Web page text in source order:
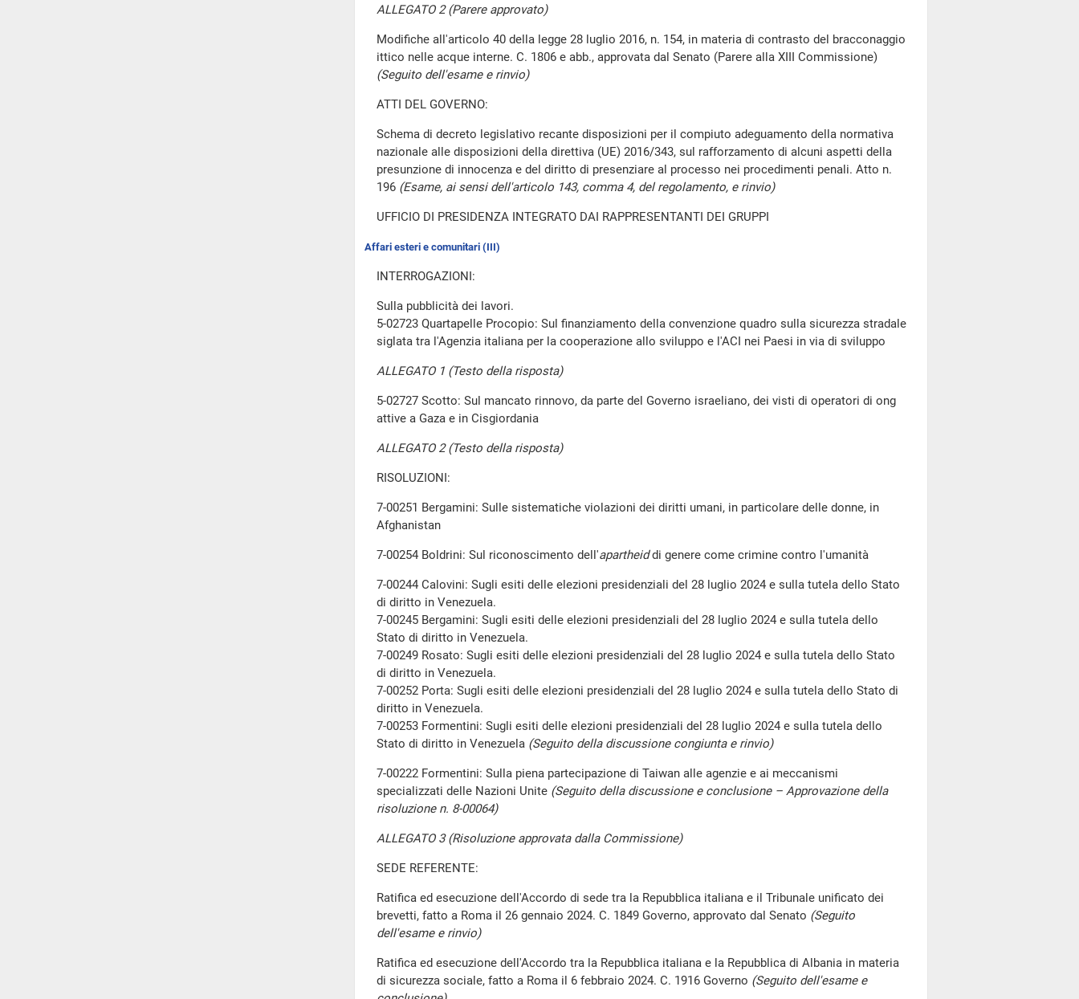
ALLEGATO 2 (Parere approvato)
Modifiche all'articolo 40 della legge 28 luglio 2016, n. 154, in materia di contrasto del bracconaggio
ittico nelle acque interne. C. 1806 e abb., approvata dal Senato (Parere alla XIII Commissione)
(Seguito dell'esame e rinvio)
ATTI DEL GOVERNO:
Schema di decreto legislativo recante disposizioni per il compiuto adeguamento della normativa
nazionale alle disposizioni della direttiva (UE) 2016/343, sul rafforzamento di alcuni aspetti della
presunzione di innocenza e del diritto di presenziare al processo nei procedimenti penali. Atto n.
196 (Esame, ai sensi dell'articolo 143, comma 4, del regolamento, e rinvio)
UFFICIO DI PRESIDENZA INTEGRATO DAI RAPPRESENTANTI DEI GRUPPI
Affari esteri e comunitari (III)
INTERROGAZIONI:
Sulla pubblicità dei lavori.
5-02723 Quartapelle Procopio: Sul finanziamento della convenzione quadro sulla sicurezza stradale
siglata tra l'Agenzia italiana per la cooperazione allo sviluppo e l'ACI nei Paesi in via di sviluppo
ALLEGATO 1 (Testo della risposta)
5-02727 Scotto: Sul mancato rinnovo, da parte del Governo israeliano, dei visti di operatori di ong
attive a Gaza e in Cisgiordania
ALLEGATO 2 (Testo della risposta)
RISOLUZIONI:
7-00251 Bergamini: Sulle sistematiche violazioni dei diritti umani, in particolare delle donne, in
Afghanistan
7-00254 Boldrini: Sul riconoscimento dell'apartheiddi genere come crimine contro l'umanità
7-00244 Calovini: Sugli esiti delle elezioni presidenziali del 28 luglio 2024 e sulla tutela dello Stato
di diritto in Venezuela.
7-00245 Bergamini: Sugli esiti delle elezioni presidenziali del 28 luglio 2024 e sulla tutela dello
Stato di diritto in Venezuela.
7-00249 Rosato: Sugli esiti delle elezioni presidenziali del 28 luglio 2024 e sulla tutela dello Stato
di diritto in Venezuela.
7-00252 Porta: Sugli esiti delle elezioni presidenziali del 28 luglio 2024 e sulla tutela dello Stato di
diritto in Venezuela.
7-00253 Formentini: Sugli esiti delle elezioni presidenziali del 28 luglio 2024 e sulla tutela dello
Stato di diritto in Venezuela (Seguito della discussione congiunta e rinvio)
7-00222 Formentini: Sulla piena partecipazione di Taiwan alle agenzie e ai meccanismi
specializzati delle Nazioni Unite (Seguito della discussione e conclusione – Approvazione della
risoluzione n. 8-00064)
ALLEGATO 3 (Risoluzione approvata dalla Commissione)
SEDE REFERENTE:
Ratifica ed esecuzione dell'Accordo di sede tra la Repubblica italiana e il Tribunale unificato dei
brevetti, fatto a Roma il 26 gennaio 2024. C. 1849 Governo, approvato dal Senato (Seguito
dell'esame e rinvio)
Ratifica ed esecuzione dell'Accordo tra la Repubblica italiana e la Repubblica di Albania in materia
di sicurezza sociale, fatto a Roma il 6 febbraio 2024. C. 1916 Governo (Seguito dell'esame e